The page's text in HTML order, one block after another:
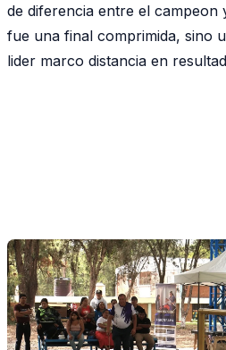
de diferencia entre el
fue una final comprimida, sino
lider marco distancia en